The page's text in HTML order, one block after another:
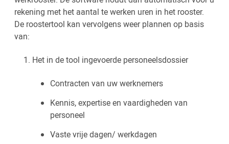
rekening met het aantal te werken uren in het rooster.
De roostertool kan vervolgens weer plannen op basis
van:
Het in de tool ingevoerde personeelsdossier
Contracten van uw werknemers
Kennis, expertise en vaardigheden van
personeel
Vaste vrije dagen/ werkdagen